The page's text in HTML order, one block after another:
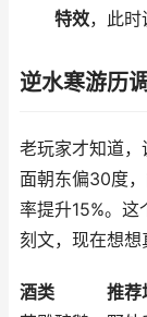
特效，此时
逆水寒游历
老玩家才知道，
面朝东偏30度
率提升15%。
刻文，现在想想
酒类 推荐